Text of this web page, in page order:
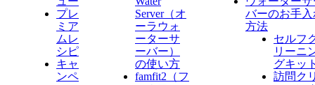
プレ
ミア
ムレ
シピ
キャ
ンペ
Server​（オ
ーラウォ
ーターサ
ーバー）
の使い方
famfit2（フ
バーのお手入
方法
セルフ
リーニ
グキッ
訪問ク